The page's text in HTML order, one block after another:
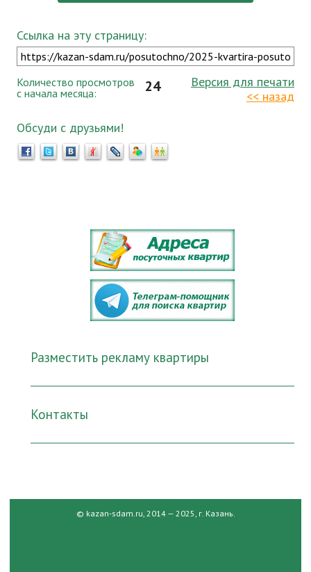
Ссылка на эту страницу:
Количество просмотров
с начала месяца:
24
Версия для печати
<< назад
Обсуди с друзьями!
Разместить рекламу квартиры
Контакты
© kazan-sdam.ru, 2014 — 2025, г. Казань.